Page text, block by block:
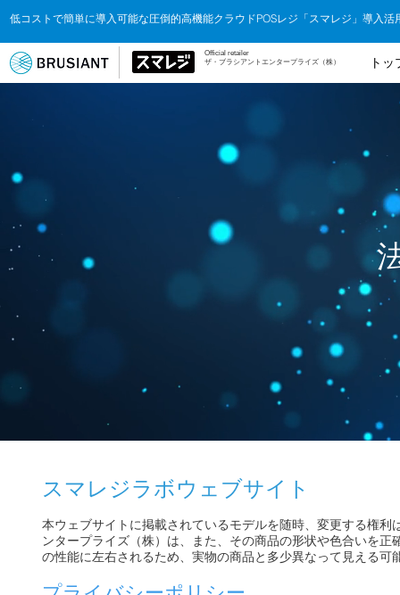
低コストで簡単に導入可能な圧倒的高機能クラウドPOSレジ「スマレジ」導入活
​Official retailer
ザ・ブラシアントエンタープライズ（株）
トッ
スマレジラボウェブサイト
本ウェブサイトに掲載されているモデルを随時、変更する権
ンタープライズ（株）は、また、その商品の形状や色合いを
の性能に左右されるため、実物の商品と多少異なって見える可